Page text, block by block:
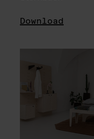
Download